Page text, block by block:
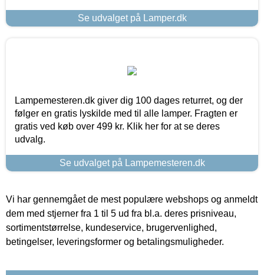
Se udvalget på Lamper.dk
Lampemesteren.dk giver dig 100 dages returret, og der
følger en gratis lyskilde med til alle lamper. Fragten er
gratis ved køb over 499 kr. Klik her for at se deres
udvalg.
Se udvalget på Lampemesteren.dk
Vi har gennemgået de mest populære webshops og anmeldt
dem med stjerner fra 1 til 5 ud fra bl.a. deres prisniveau,
sortimentstørrelse, kundeservice, brugervenlighed,
betingelser, leveringsformer og betalingsmuligheder.